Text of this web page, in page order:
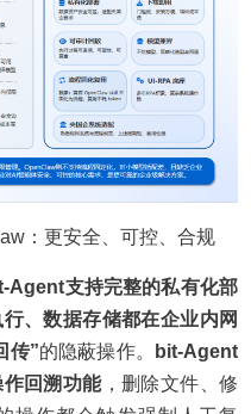
：更安全、可控、合规
Agent支持完整的私有化部
、数据存储都在企业内网
传”的隐蔽操作。
bit-Agent
回溯功能，删除文件、修